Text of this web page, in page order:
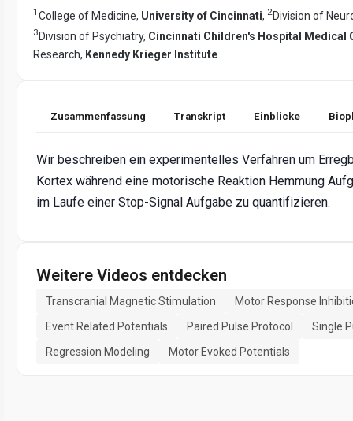
1 College of Medicine, University of Cincinnati, 2Division of
3 Division of Psychiatry, Cincinnati Children's Hospital Medical
Research, Kennedy Krieger Institute
Zusammenfassung Transkript Einblicke
Wir beschreiben ein experimentelles Verfahren um
Kortex während eine motorische Reaktion Hemmung
im Laufe einer Stop-Signal Aufgabe zu quantifizieren.
Weitere Videos entdecken
Transcranial Magnetic Stimulation
Motor Response
Event Related Potentials
Paired Pulse Protocol
Single
Regression Modeling
Motor Evoked Potentials